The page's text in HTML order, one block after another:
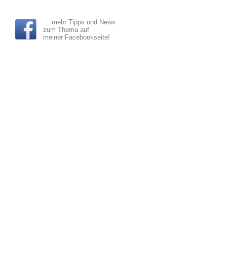
… mehr Tipps und News
zum Thema auf
meiner Facebookseite!